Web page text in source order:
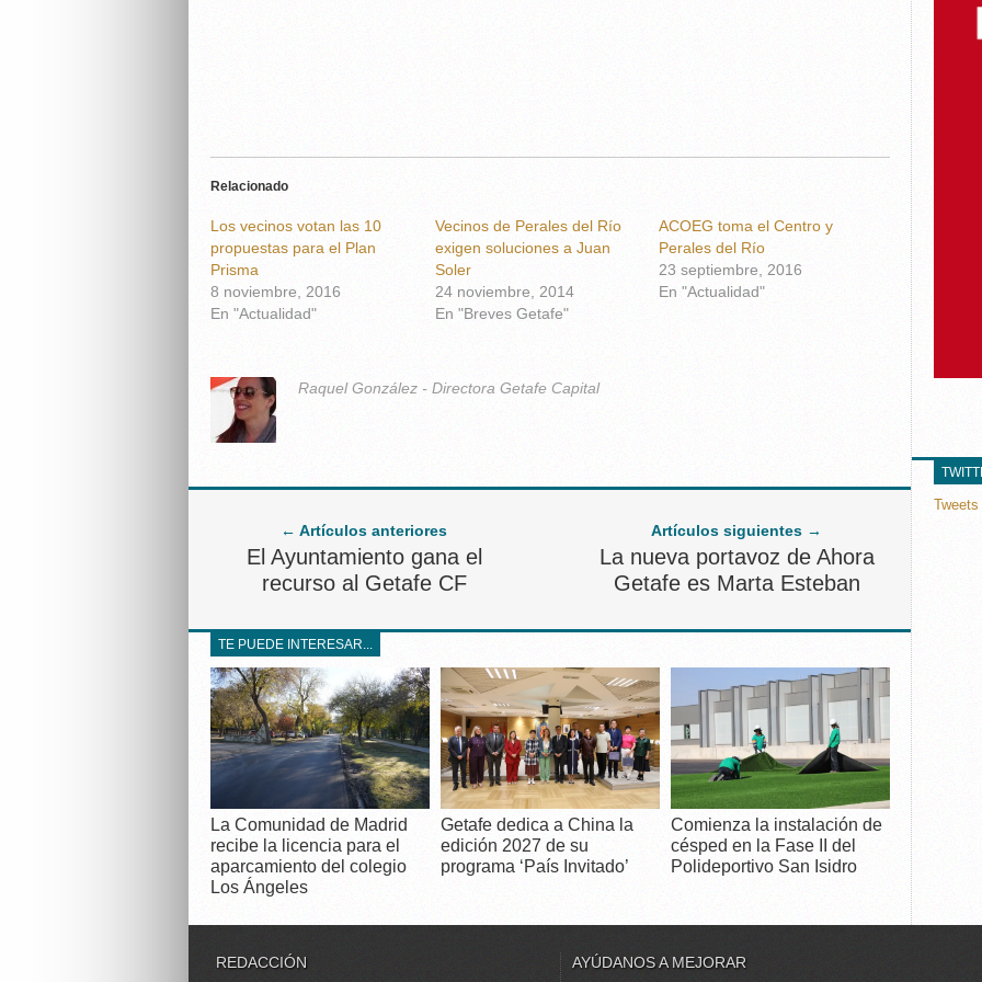
Relacionado
Los vecinos votan las 10
propuestas para el Plan
Prisma
8 noviembre, 2016
En "Actualidad"
Vecinos de Perales del Río
exigen soluciones a Juan
Soler
24 noviembre, 2014
En "Breves Getafe"
ACOEG toma el Centro y
Perales del Río
23 septiembre, 2016
En "Actualidad"
Raquel González - Directora Getafe Capital
← Artículos anteriores
El Ayuntamiento gana el
recurso al Getafe CF
Artículos siguientes →
La nueva portavoz de Ahora
Getafe es Marta Esteban
TE PUEDE INTERESAR...
La Comunidad de Madrid
recibe la licencia para el
aparcamiento del colegio
Los Ángeles
Getafe dedica a China la
edición 2027 de su
programa ‘País Invitado’
Comienza la instalación de
césped en la Fase II del
Polideportivo San Isidro
REDACCIÓN AYÚDANOS A MEJORAR